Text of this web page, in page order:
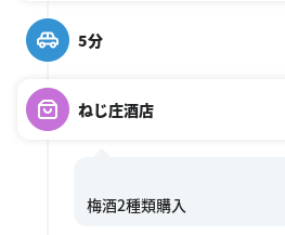
5分
ねじ庄酒店